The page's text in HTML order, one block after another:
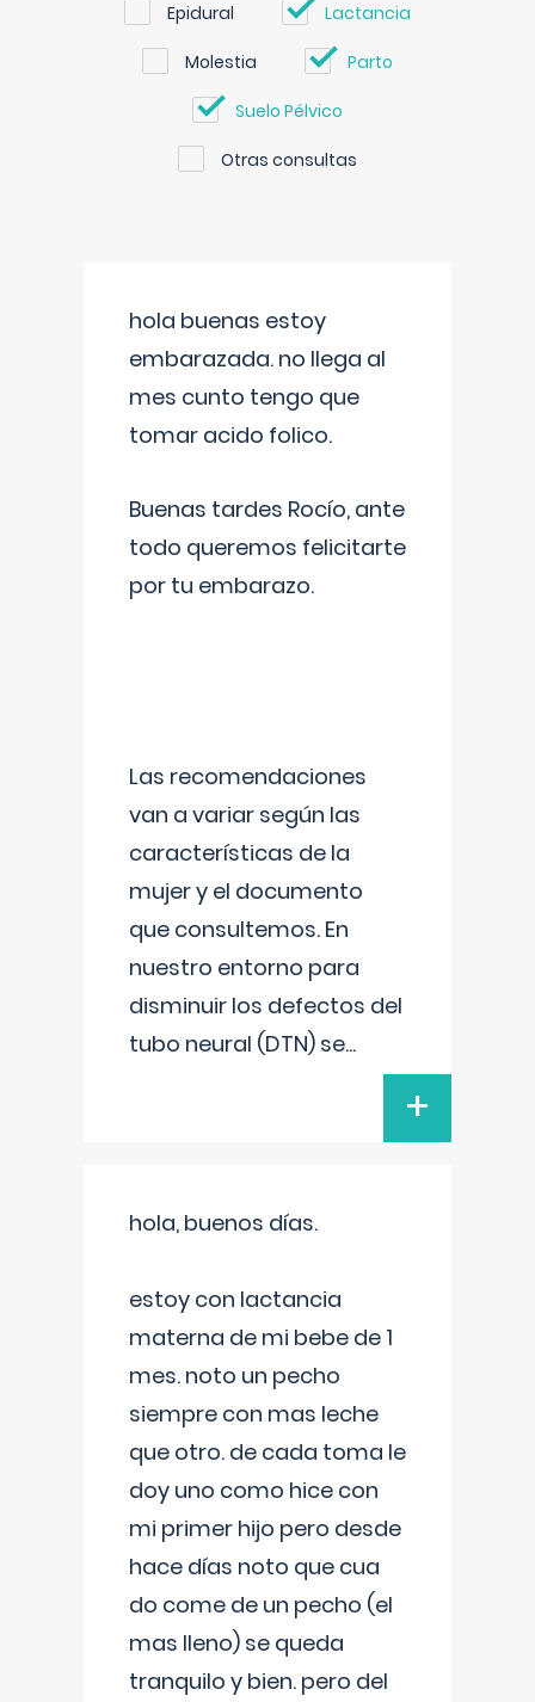
Epidural Lactancia
Molestia Parto
Suelo Pélvico
Otras consultas
hola buenas estoy
embarazada. no llega al
mes cunto tengo que
tomar acido folico.
Buenas tardes Rocío, ante
todo queremos felicitarte
por tu embarazo.
Las recomendaciones
van a variar según las
características de la
mujer y el documento
que consultemos. En
nuestro entorno para
disminuir los defectos del
tubo neural (DTN) se...
+
hola, buenos días.
estoy con lactancia
materna de mi bebe de 1
mes. noto un pecho
siempre con mas leche
que otro. de cada toma le
doy uno como hice con
mi primer hijo pero desde
hace días noto que cua
do come de un pecho (el
mas lleno) se queda
tranquilo y bien. pero del